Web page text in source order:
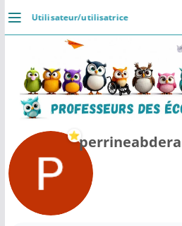
PasserUtilisateur/utilisatrice
DÉCOUVRIR
Accueil
Se connecter
VIE PROFESSIONNELLE
Ressources
Agenda